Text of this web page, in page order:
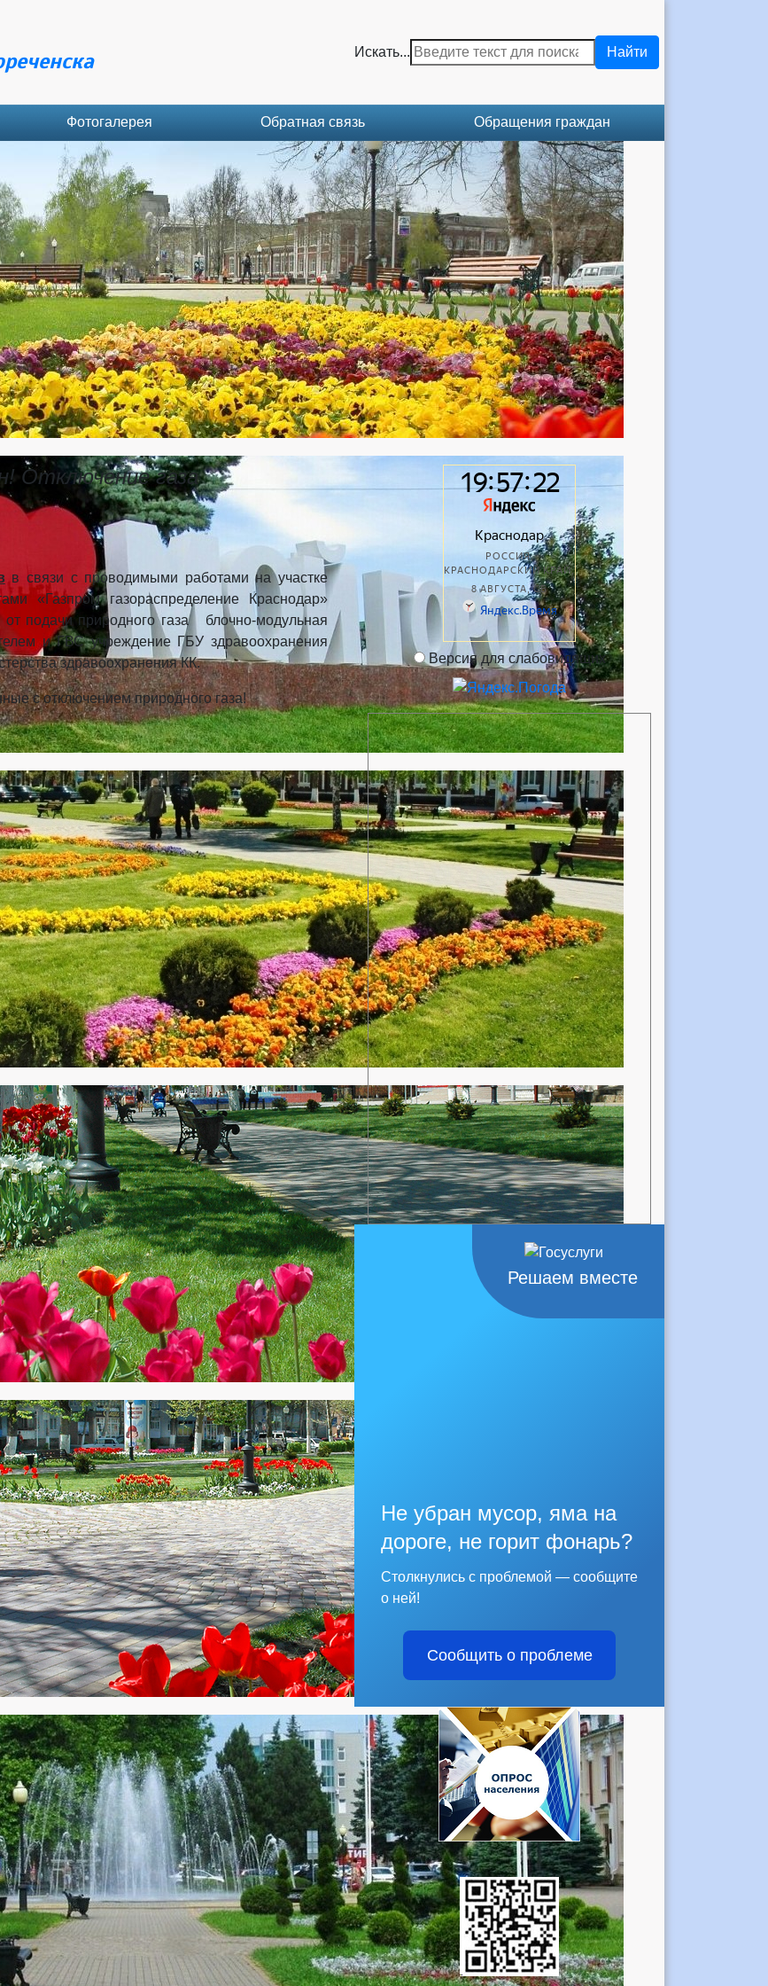
Искать... Найти
Фотогалерея Обратная связь Обращения граждан
Отключение газа
в связи с проводимыми работами на участке
«Газпром газораспределение Краснодар»
подачи природного газа блочно-модульная
и ГВС учреждение ГБУ здравоохранения
здравоохранения КК.
с отключением природного газа!
Версия для слабовидящих
Решаем вместе
Не убран мусор, яма на
дороге, не горит фонарь?
Столкнулись с проблемой — сообщите
о ней!
Сообщить о проблеме